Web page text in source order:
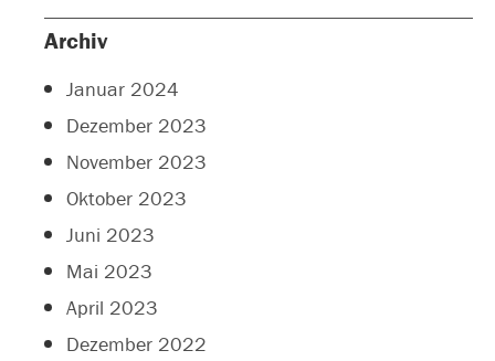
Archiv
Januar 2024
Dezember 2023
November 2023
Oktober 2023
Juni 2023
Mai 2023
April 2023
Dezember 2022